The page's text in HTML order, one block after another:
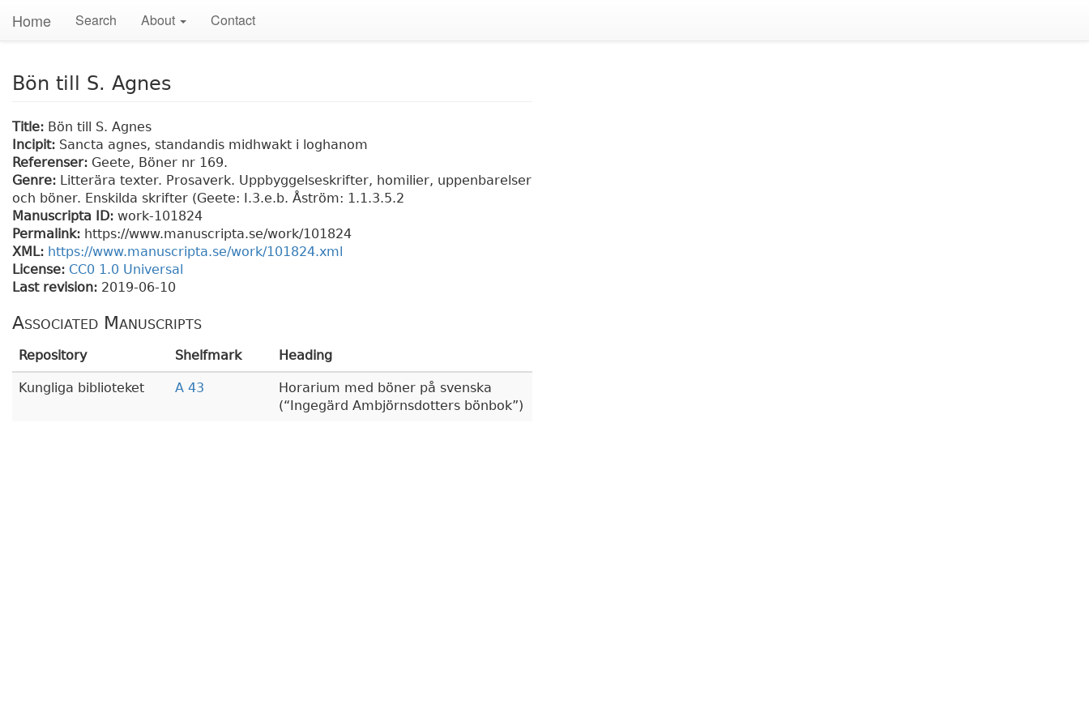
Home Search About Contact
Bön till S. Agnes
Title: Bön till S. Agnes
Incipit: Sancta agnes, standandis midhwakt i loghanom
Referenser: Geete, Böner nr 169.
Genre: Litterära texter. Prosaverk. Uppbyggelseskrifter, homilier, uppenbarelser
och böner. Enskilda skrifter (Geete: I.3.e.b. Åström: 1.1.3.5.2
Manuscripta ID: work-101824
Permalink: https://www.manuscripta.se/work/101824
XML: https://www.manuscripta.se/work/101824.xml
License: CC0 1.0 Universal
Last revision: 2019-06-10
Associated Manuscripts
Repository Shelfmark Heading
Kungliga biblioteket A 43
Horarium med böner på svenska
( Ingegärd Ambjörnsdotters bönbok )